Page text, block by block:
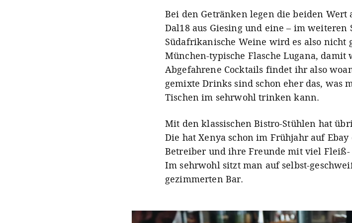
Bei den Getränken legen die beiden
Dal18 aus Giesing und eine – im weiteren
Südafrikanische Weine wird es also nicht
München-typische Flasche Lugana,
Abgefahrene Cocktails findet ihr also
gemixte Drinks sind schon eher das, was
Tischen im sehrwohl trinken kann.
Mit den klassischen Bistro-Stühlen hat
Die hat Xenya schon im Frühjahr auf
Betreiber und ihre Freunde mit viel Fleiß-
Im sehrwohl sitzt man auf selbst-
gezimmerten Bar.